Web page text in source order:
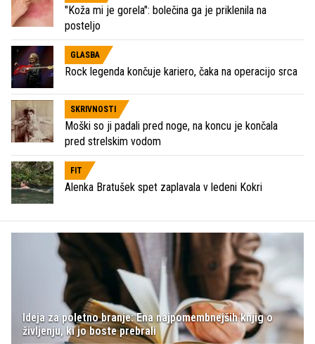
"Koža mi je gorela": bolečina ga je priklenila na
posteljo
GLASBA
Rock legenda končuje kariero, čaka na operacijo srca
SKRIVNOSTI
Moški so ji padali pred noge, na koncu je končala
pred strelskim vodom
FIT
Alenka Bratušek spet zaplavala v ledeni Kokri
Ideja za poletno branje: Ena najpomembnejših knjig o
življenju, ki jo boste prebrali